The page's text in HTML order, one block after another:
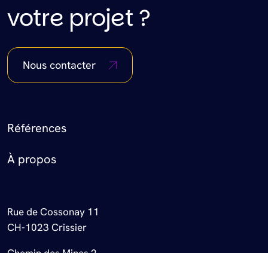
votre projet ?
Nous contacter
Références
À propos
Rue de Cossonay 11
CH-1023 Crissier